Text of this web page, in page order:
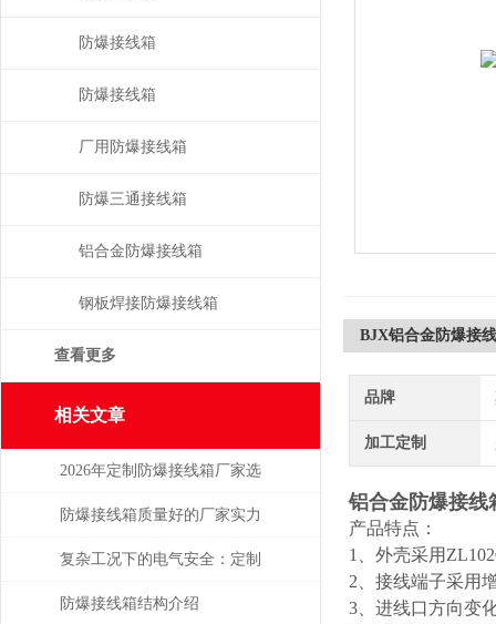
BJX铝合金防爆接
品牌
加工定制
铝合金防爆接线
产品特点：
1、外壳采用
2、接线端子采用
3、进线口方向变
防爆接线箱
防爆接线箱
厂用防爆接线箱
防爆三通接线箱
铝合金防爆接线箱
钢板焊接防爆接线箱
查看更多
相关文章
2026年定制防爆接线箱厂家选
购指南
防爆接线箱质量好的厂家实力
与产品性能解读
复杂工况下的电气安全：定制
防爆接线箱优质厂家的解决方
防爆接线箱结构介绍